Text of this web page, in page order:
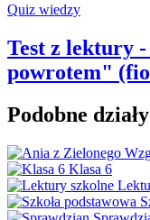
Quiz wiedzy
Test z lektury
powrotem"
Podobne działy
Klasa 6